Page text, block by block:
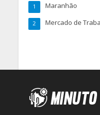
Maranhão
1
Mercado de
2